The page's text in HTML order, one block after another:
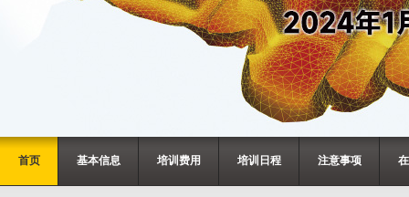
首页 基本信息 培训费用 培训日程 注意事项